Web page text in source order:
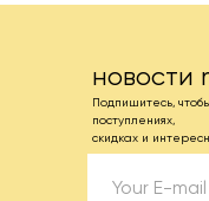
новости
Подпишитесь,
поступлениях,
скидках и